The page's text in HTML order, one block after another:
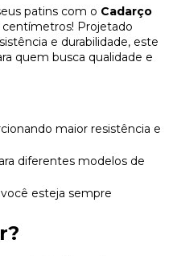
patins com o Cadarço
centímetros! Projetado
e durabilidade, este
quem busca qualidade e
maior resistência e
diferentes modelos de
você esteja sempre